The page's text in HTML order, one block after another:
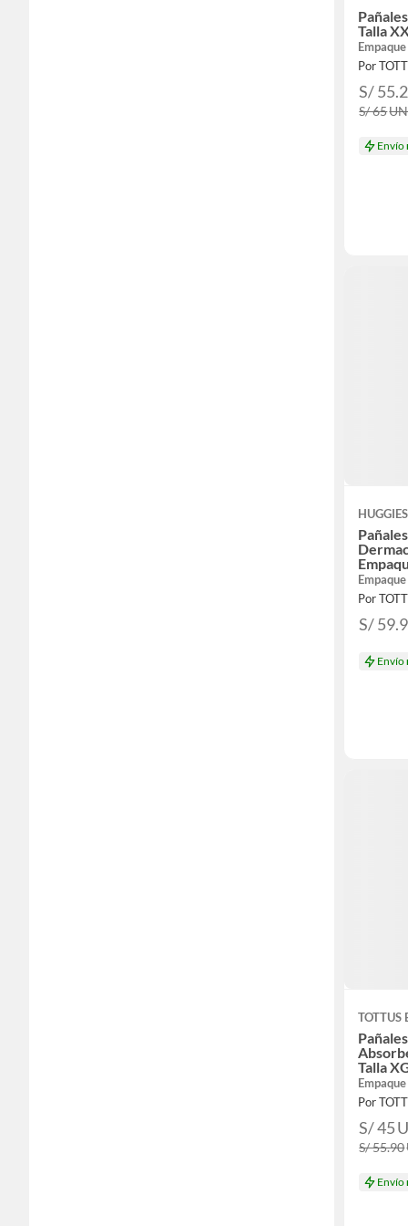
Talla
Por
S/
S/ 65UN
Envío
HUGGIES
Por
S/
Envío
TOTTUS
Talla
Por
S/ 45
S/ 55.90
Envío